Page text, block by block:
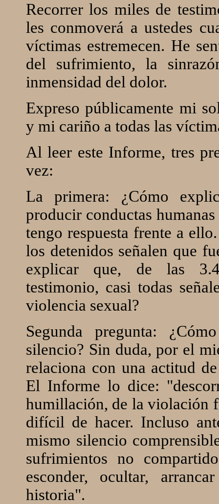
Recorrer los miles de
les conmoverá a ustedes
víctimas estremecen. He
del sufrimiento, la
inmensidad del dolor.
Expreso públicamente mi
y mi cariño a todas las
Al leer este Informe, tres
vez:
La primera: ¿Cómo
producir conductas
tengo respuesta frente a
los detenidos señalen que
explicar que, de las
testimonio, casi todas
violencia sexual?
Segunda pregunta:
silencio? Sin duda, por el
relaciona con una actitud
El Informe lo dice:
humillación, de la violación
difícil de hacer. Incluso
mismo silencio
sufrimientos no
esconder, ocultar,
historia".